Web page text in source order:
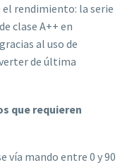
rendimiento: la serie
clase A++ en
al uso de
de última
que requieren
vía mando entre 0 y 90